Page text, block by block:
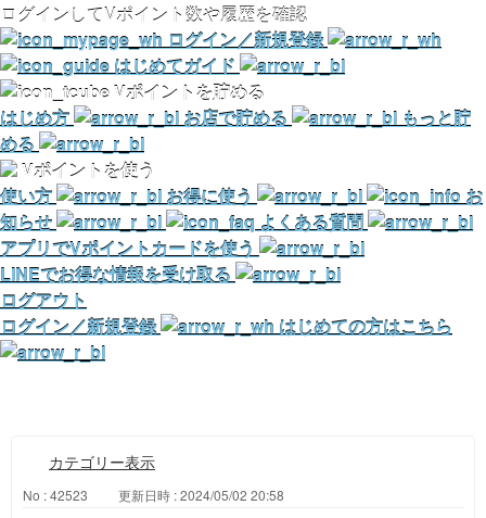
ログインしてVポイント数や履歴を確認
ログイン／新規登録
はじめてガイド
Vポイントを貯める
はじめ方
お店で貯める
もっと貯
める
Vポイントを使う
使い方
お得に使う
お
知らせ
よくある質問
アプリでVポイントカードを使う
LINEでお得な情報を受け取る
ログアウト
ログイン／新規登録
はじめての方はこちら
カテゴリー表示
No : 42523 更新日時 : 2024/05/02 20:58